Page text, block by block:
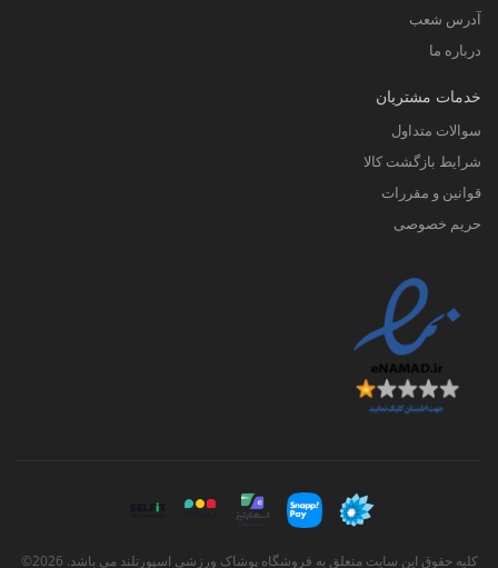
آدرس شعب
درباره ما
خدمات مشتریان
سوالات متداول
شرایط بازگشت کالا
قوانین و مقررات
حریم خصوصی
کلیه حقوق این سایت متعلق به فروشگاه پوشاک ورزشی اسپورتلند می باشد. 2026©